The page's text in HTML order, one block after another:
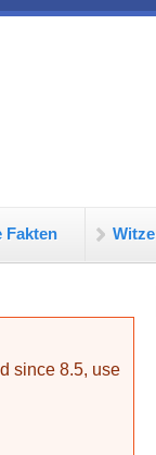
Fakten Witze
since 8.5, use